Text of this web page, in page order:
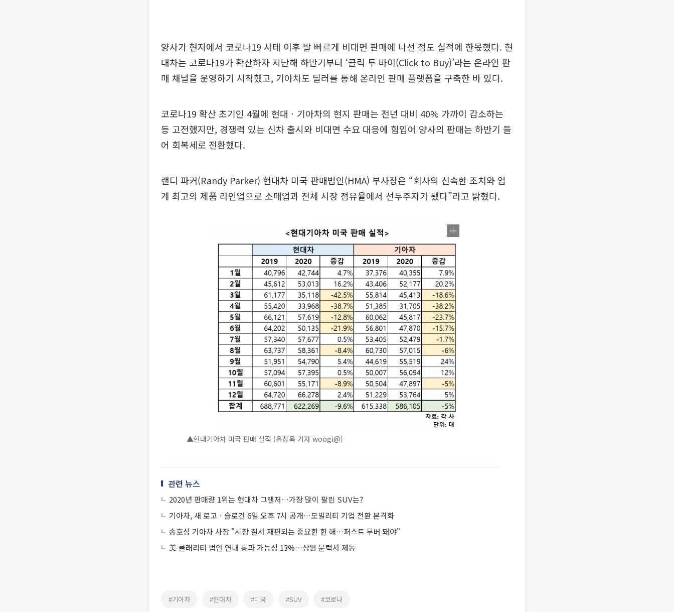
양사가 현지에서 코로나19 사태 이후 발 빠르게 비대면 판매에 나선 점도 실적에 한몫했다. 현
대차는 코로나19가 확산하자 지난해 하반기부터 ‘클릭 투 바이(Click to Buy)’라는 온라인 판
매 채널을 운영하기 시작했고, 기아차도 딜러를 통해 온라인 판매 플랫폼을 구축한 바 있다.
코로나19 확산 초기인 4월에 현대ㆍ기아차의 현지 판매는 전년 대비 40% 가까이 감소하는
등 고전했지만, 경쟁력 있는 신차 출시와 비대면 수요 대응에 힘입어 양사의 판매는 하반기 들
어 회복세로 전환했다.
랜디 파커(Randy Parker) 현대차 미국 판매법인(HMA) 부사장은 “회사의 신속한 조치와 업
계 최고의 제품 라인업으로 소매업과 전체 시장 점유율에서 선두주자가 됐다”라고 밝혔다.
▲현대기아차 미국 판매 실적 (유창욱 기자 woogi@)
관련 뉴스
2020년 판매량 1위는 현대차 그랜저…가장 많이 팔린 SUV는?
기아차, 새 로고ㆍ슬로건 6일 오후 7시 공개…모빌리티 기업 전환 본격화
송호성 기아차 사장 "시장 질서 재편되는 중요한 한 해…퍼스트 무버 돼야"
美 클래리티 법안 연내 통과 가능성 13%…상원 문턱서 제동
#기아차 #현대차 #미국 #SUV #코로나